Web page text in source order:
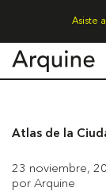
Asiste
Atlas de la
23 noviembre,
por Arquine